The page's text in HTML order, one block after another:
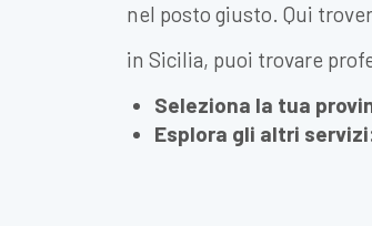
nel posto giusto. Qui
in Sicilia, puoi trovare
Seleziona la tua
Esplora gli altri